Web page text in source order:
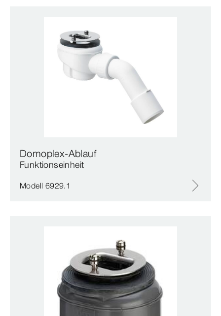
Domoplex-Ablauf
Funktionseinheit
Modell 6929.1